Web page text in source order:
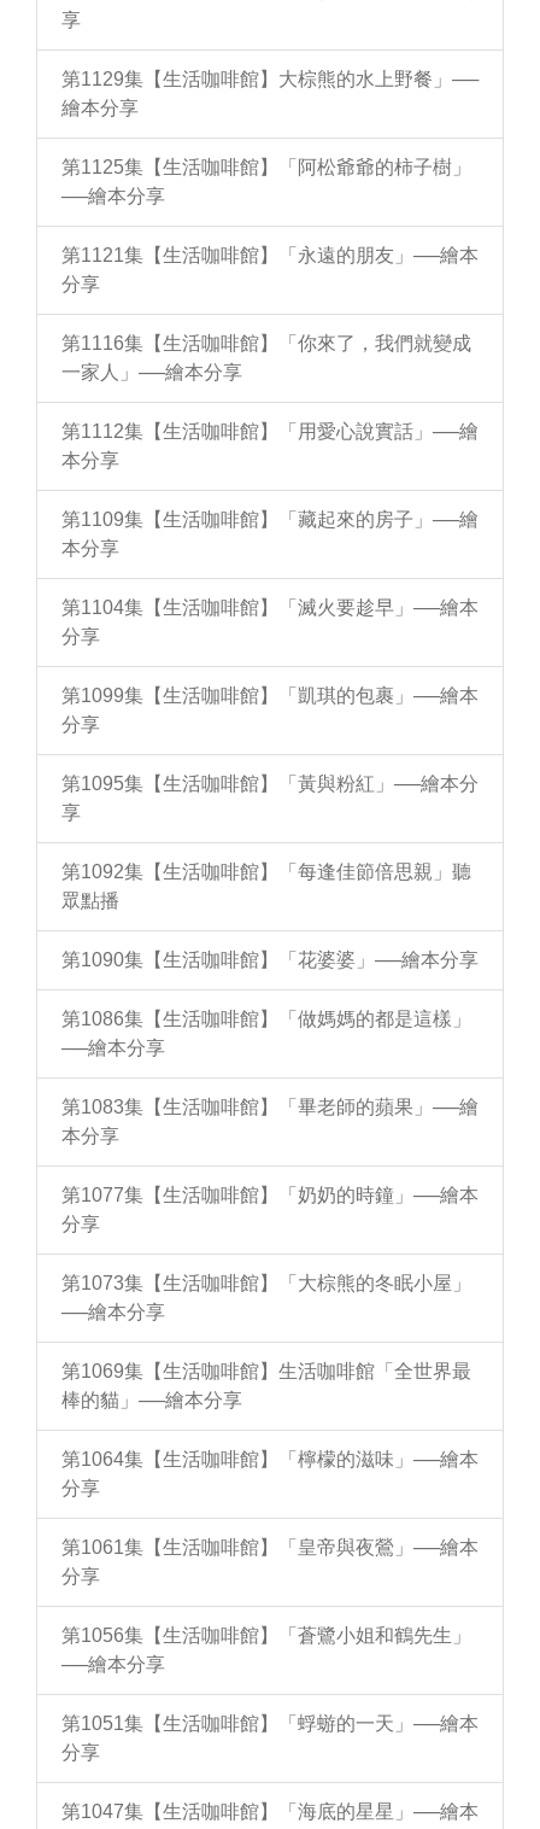
享
第1129集【生活咖啡館】大棕熊的水上野餐」──
繪本分享
第1125集【生活咖啡館】「阿松爺爺的柿子樹」
──繪本分享
第1121集【生活咖啡館】「永遠的朋友」──繪本
分享
第1116集【生活咖啡館】「你來了，我們就變成
一家人」──繪本分享
第1112集【生活咖啡館】「用愛心說實話」──繪
本分享
第1109集【生活咖啡館】「藏起來的房子」──繪
本分享
第1104集【生活咖啡館】「滅火要趁早」──繪本
分享
第1099集【生活咖啡館】「凱琪的包裹」──繪本
分享
第1095集【生活咖啡館】「黃與粉紅」──繪本分
享
第1092集【生活咖啡館】「每逢佳節倍思親」聽
眾點播
第1090集【生活咖啡館】「花婆婆」──繪本分享
第1086集【生活咖啡館】「做媽媽的都是這樣」
──繪本分享
第1083集【生活咖啡館】「畢老師的蘋果」──繪
本分享
第1077集【生活咖啡館】「奶奶的時鐘」──繪本
分享
第1073集【生活咖啡館】「大棕熊的冬眠小屋」
──繪本分享
第1069集【生活咖啡館】生活咖啡館「全世界最
棒的貓」──繪本分享
第1064集【生活咖啡館】「檸檬的滋味」──繪本
分享
第1061集【生活咖啡館】「皇帝與夜鶯」──繪本
分享
第1056集【生活咖啡館】「蒼鷺小姐和鶴先生」
──繪本分享
第1051集【生活咖啡館】「蜉蝣的一天」──繪本
分享
第1047集【生活咖啡館】「海底的星星」──繪本